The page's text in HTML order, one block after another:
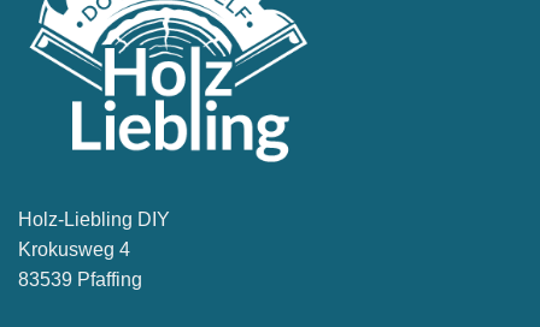
Holz-Liebling DIY
Krokusweg 4
83539 Pfaffing